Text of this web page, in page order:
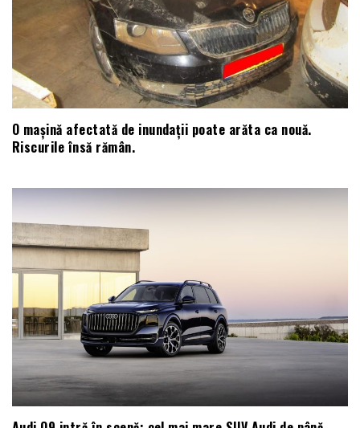
O mașină afectată de inundații poate arăta ca nouă.
Riscurile însă rămân.